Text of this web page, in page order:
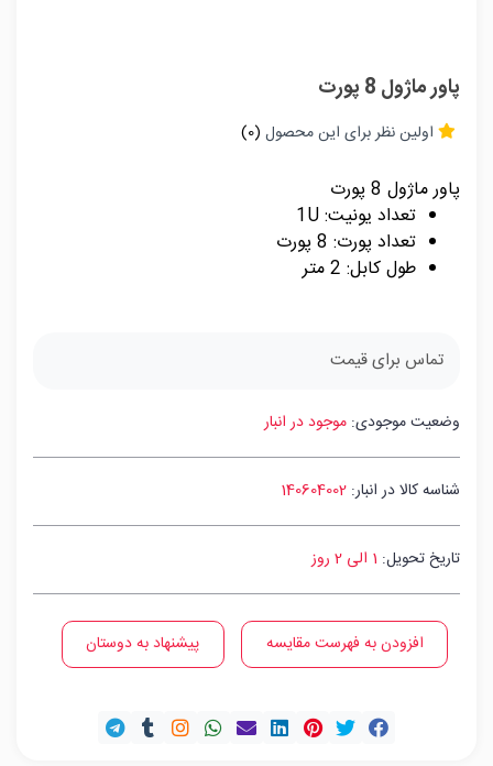
پاور ماژول 8 پورت
اولین نظر برای این محصول (0)
پاور ماژول 8 پورت
تعداد یونیت: 1U
تعداد پورت: 8 پورت
طول کابل: 2 متر
تماس برای قیمت
وضعیت موجودی: موجود در انبار
شناسه کالا در انبار: 140604002
تاریخ تحویل: 1 الی 2 روز
افزودن به فهرست مقایسه پیشنهاد به دوستان